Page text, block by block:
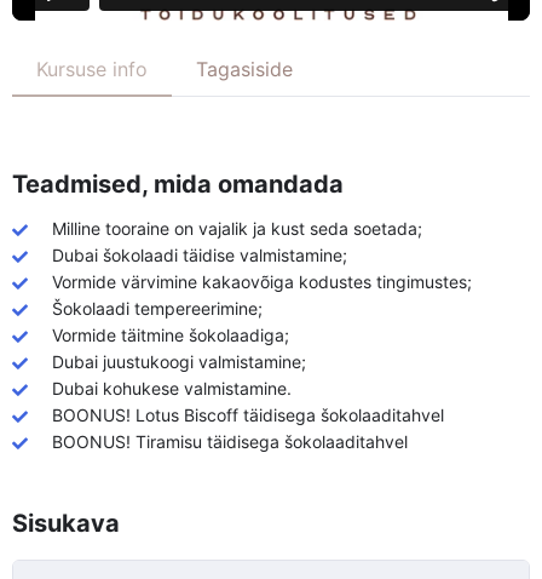
Kursuse info Tagasiside
Teadmised, mida omandada
Milline tooraine on vajalik ja kust seda soetada;
Dubai šokolaadi täidise valmistamine;
Vormide värvimine kakaovõiga kodustes tingimustes;
Šokolaadi tempereerimine;
Vormide täitmine šokolaadiga;
Dubai juustukoogi valmistamine;
Dubai kohukese valmistamine.
BOONUS! Lotus Biscoff täidisega šokolaaditahvel
BOONUS! Tiramisu täidisega šokolaaditahvel
Sisukava